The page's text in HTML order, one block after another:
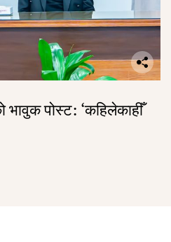
भावुक पोस्ट: ‘कहिलेकाहीँ